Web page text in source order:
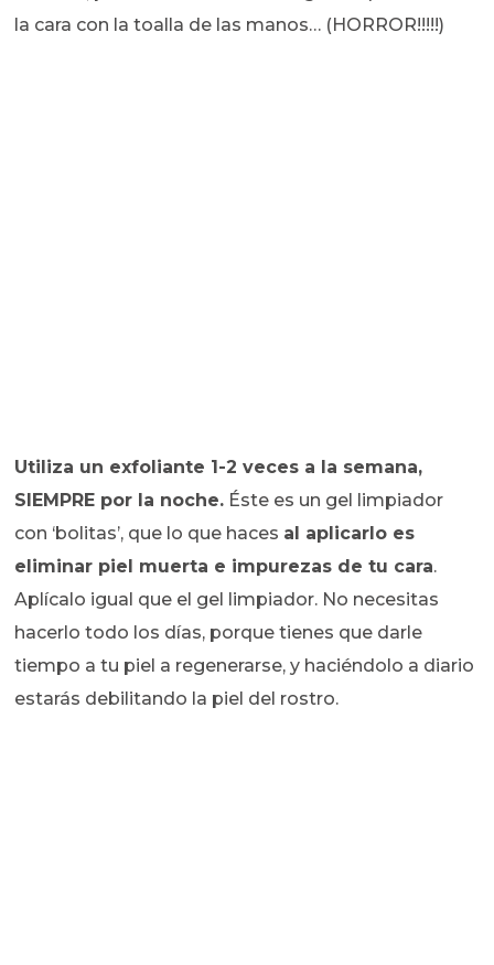
la cara con la toalla de las manos… (HORROR!!!!!)
Utiliza un exfoliante 1-2 veces a la semana,
SIEMPRE por la noche. Éste es un gel limpiador
con ‘bolitas’, que lo que haces al aplicarlo es
eliminar piel muerta e impurezas de tu cara.
Aplícalo igual que el gel limpiador. No necesitas
hacerlo todo los días, porque tienes que darle
tiempo a tu piel a regenerarse, y haciéndolo a diario
estarás debilitando la piel del rostro.